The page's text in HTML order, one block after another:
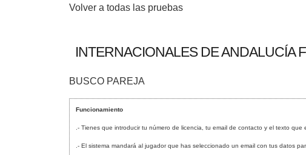
Volver a todas las pruebas
INTERNACIONALES DE ANDALUCÍA
BUSCO PAREJA
Funcionamiento
.- Tienes que introducir tu número de licencia, tu email de contacto y el texto que
.- El sistema mandará al jugador que has seleccionado un email con tus datos